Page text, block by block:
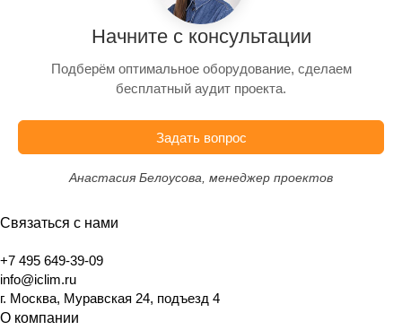
Начните с консультации
Подберём оптимальное оборудование, сделаем
бесплатный аудит проекта.
Задать вопрос
Анастасия Белоусова, менеджер проектов
Связаться с нами
+7 495 649-39-09
info@iclim.ru
г. Москва, Муравская 24, подъезд 4
О компании